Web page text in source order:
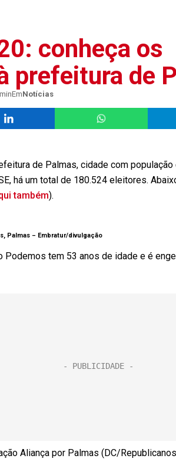
conheça os
prefeitura de
EmNotícias
de Palmas, cidade com
há um total de 180.524 eleitores.
também).
Palmas – Embratur/divulgação
Podemos tem 53 anos de idade e é
Aliança por Palmas (DC/